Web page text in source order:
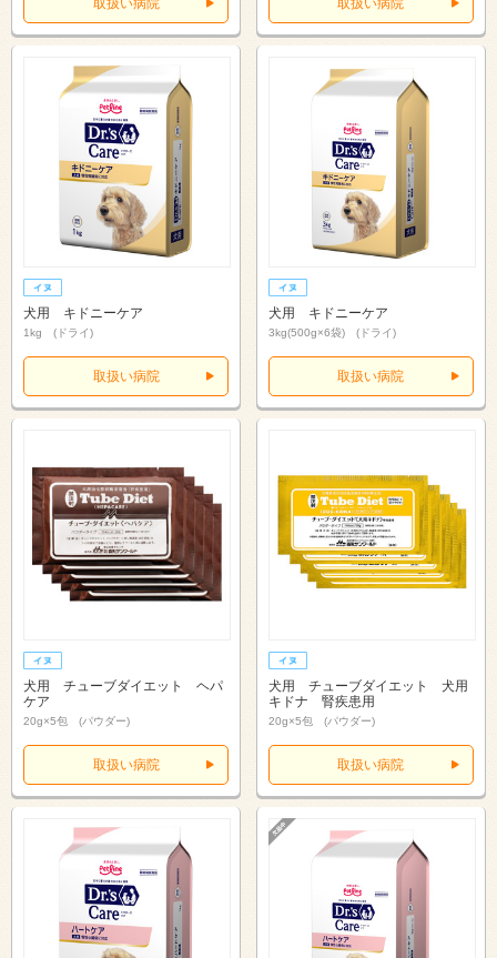
取扱い病院 取扱い病院
犬用 キドニーケア
1kg (ドライ)
取扱い病院
犬用 キドニーケア
3kg(500g×6袋) (ドライ)
取扱い病院
犬用 チューブダイエット ヘパ
ケア
20g×5包 (パウダー)
取扱い病院
犬用 チューブダイエット 犬用
キドナ 腎疾患用
20g×5包 (パウダー)
取扱い病院